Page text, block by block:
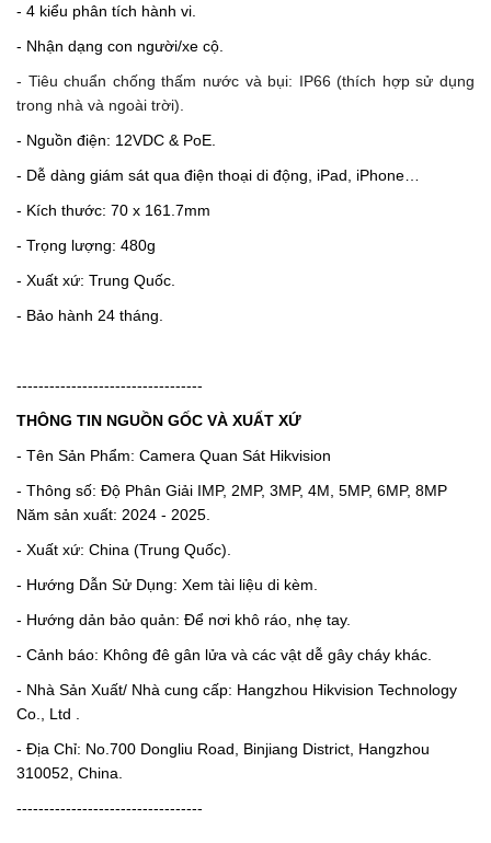
- 4 kiểu phân tích hành vi.
- Nhận dạng con người/xe cộ.
- Tiêu chuẩn chống thấm nước và bụi: IP66 (thích hợp sử dụng
trong nhà và ngoài trời).
- Nguồn điện: 12VDC & PoE.
- Dễ dàng giám sát qua điện thoại di động, iPad, iPhone…
- Kích thước: 70 x 161.7mm
- Trọng lượng: 480g
- Xuất xứ: Trung Quốc.
- Bảo hành 24 tháng.
----------------------------------
THÔNG TIN NGUỒN GỐC VÀ XUẤT XỨ
- Tên Sản Phẩm: Camera Quan Sát Hikvision
- Thông số: Độ Phân Giải IMP, 2MP, 3MP, 4M, 5MP, 6MP, 8MP
Năm sản xuất: 2024 - 2025.
- Xuất xứ: China (Trung Quốc).
- Hướng Dẫn Sử Dụng: Xem tài liệu di kèm.
- Hướng dản bảo quản: Để nơi khô ráo, nhẹ tay.
- Cảnh báo: Không đê gân lửa và các vật dễ gây cháy khác.
- Nhà Sản Xuất/ Nhà cung cấp: Hangzhou Hikvision Technology
Co., Ltd .
- Địa Chỉ: No.700 Dongliu Road, Binjiang District, Hangzhou
310052, China.
----------------------------------